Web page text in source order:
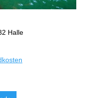
Halle